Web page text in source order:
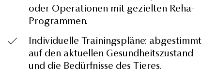
oder Operationen mit gezielten Reha-
Programmen.
Individuelle Trainingspläne: abgestimmt
auf den aktuellen Gesundheitszustand
und die Bedürfnisse des Tieres.